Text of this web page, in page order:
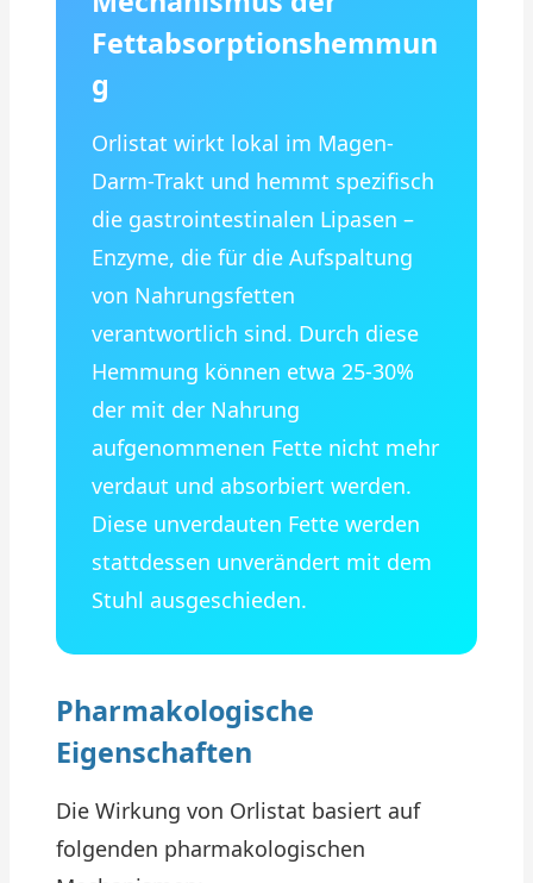
Fettabsorptionshemmun
g
Orlistat wirkt lokal im Magen-
Darm-Trakt und hemmt spezifisch
die gastrointestinalen Lipasen –
Enzyme, die für die Aufspaltung
von Nahrungsfetten
verantwortlich sind. Durch diese
Hemmung können etwa 25-30%
der mit der Nahrung
aufgenommenen Fette nicht mehr
verdaut und absorbiert werden.
Diese unverdauten Fette werden
stattdessen unverändert mit dem
Stuhl ausgeschieden.
Pharmakologische
Eigenschaften
Die Wirkung von Orlistat basiert auf
folgenden pharmakologischen